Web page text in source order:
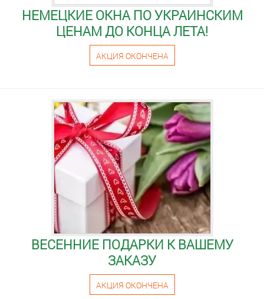
НЕМЕЦКИЕ ОКНА ПО УКРАИНСКИМ
ЦЕНАМ ДО КОНЦА ЛЕТА!
АКЦИЯ ОКОНЧЕНА
ВЕСЕННИЕ ПОДАРКИ К ВАШЕМУ
ЗАКАЗУ
АКЦИЯ ОКОНЧЕНА